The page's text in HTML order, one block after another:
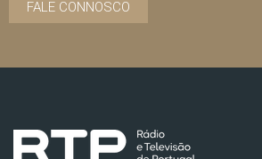
FALE CONNOSCO